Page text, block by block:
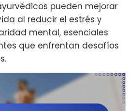
pueden mejorar
al reducir el estrés y
mental, esenciales
que enfrentan desafíos